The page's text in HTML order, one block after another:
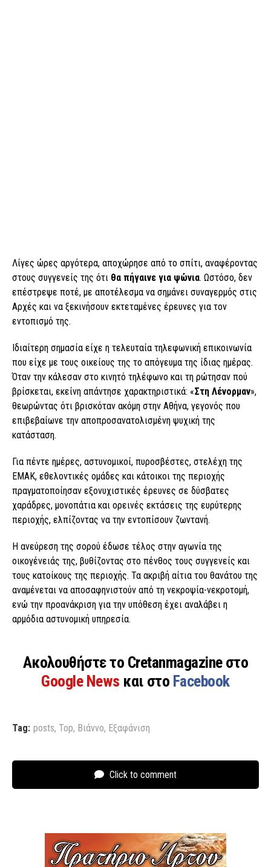
Λίγες ώρες αργότερα, αποχώρησε από το σπίτι, αναφέροντας
στους συγγενείς της ότι θα πήγαινε για ψώνια. Ωστόσο, δεν
επέστρεψε ποτέ, με αποτέλεσμα να σημάνει συναγερμός στις
Αρχές και να ξεκινήσουν εκτεταμένες έρευνες για τον
εντοπισμό της.
Ιδιαίτερη σημασία είχε η τελευταία τηλεφωνική επικοινωνία
που είχε με τους οικείους της το απόγευμα της ίδιας ημέρας.
Όταν την κάλεσαν στο κινητό τηλέφωνο και τη ρώτησαν πού
βρίσκεται, εκείνη απάντησε χαρακτηριστικά: «Στη Λένορμαν»,
θεωρώντας ότι βρισκόταν ακόμη στην Αθήνα, γεγονός που
επιβεβαίωνε την αποπροσανατολισμένη ψυχική της
κατάσταση.
Για πέντε ημέρες, αστυνομικοί, πυροσβέστες, στελέχη της
ΕΜΑΚ, εθελοντικές ομάδες και κάτοικοι της περιοχής
πραγματοποίησαν εξονυχιστικές έρευνες σε δύσβατες
χαράδρες, μονοπάτια και ορεινές εκτάσεις της ευρύτερης
περιοχής, ελπίζοντας να την εντοπίσουν ζωντανή.
Η ανεύρεση της σορού έδωσε τέλος στην αγωνία της
οικογένειάς της, βυθίζοντας στο πένθος τους συγγενείς και
τους κατοίκους της περιοχής. Τα ακριβή αίτια του θανάτου της
αναμένεται να αποσαφηνιστούν από τη νεκροψία-νεκροτομή,
ενώ την προανάκριση για την υπόθεση έχει αναλάβει η
αρμόδια αστυνομική υπηρεσία.
Ακολουθήστε το Cretanmagazine στο
Google News και στο Facebook
Tag: posts, Top, Βιάννο, Εξαφάνιση
Click to comment